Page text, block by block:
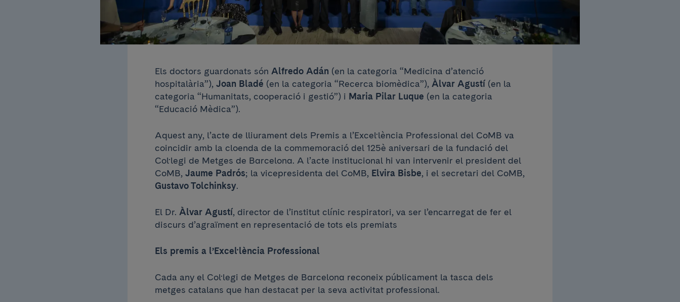
Els doctors guardonats són Alfredo Adán (en la categoria “Medicina d’atenció
hospitalària”), Joan Bladé (en la categoria “Recerca biomèdica”), Àlvar Agustí (en la
categoria “Humanitats, cooperació i gestió”) i Maria Pilar Luque (en la categoria
“Educació Mèdica”).
Aquest any, l’acte de lliurament dels Premis a l’Excel·lència Professional del CoMB va
coincidir amb la cloenda de la commemoració del 125è aniversari de la fundació del
Col·legi de Metges de Barcelona. A l’acte institucional hi van intervenir el president del
CoMB, Jaume Padrós; la vicepresidenta del CoMB, Elvira Bisbe, i el secretari del CoMB,
Gustavo Tolchinksy.
El Dr. Àlvar Agustí, director de l’institut clínic respiratori, va ser l’encarregat de fer el
discurs d’agraïment en representació de tots els premiats
Els premis a l’Excel·lència Professional
Cada any el Col·legi de Metges de Barcelona reconeix públicament la tasca dels
metges catalans que han destacat per la seva activitat professional.